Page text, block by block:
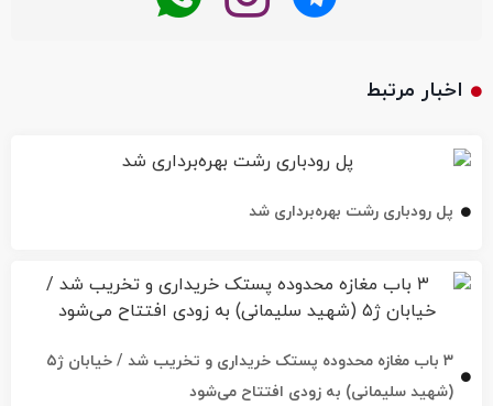
اخبار مرتبط
پل رودباری رشت بهره‌برداری شد
۳ باب مغازه محدوده پستک خریداری و تخریب شد / خیابان ژ۵
(شهید سلیمانی) به زودی افتتاح می‌شود